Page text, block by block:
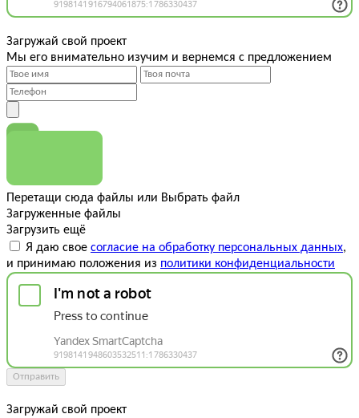
Загружай свой проект
Мы его внимательно изучим и вернемся с предложением
Перетащи сюда файлы или Выбрать файл
Загруженные файлы
Загрузить ещё
Я даю свое согласие на обработку персональных данных,
и принимаю положения из политики конфиденциальности
Отправить
Загружай свой проект